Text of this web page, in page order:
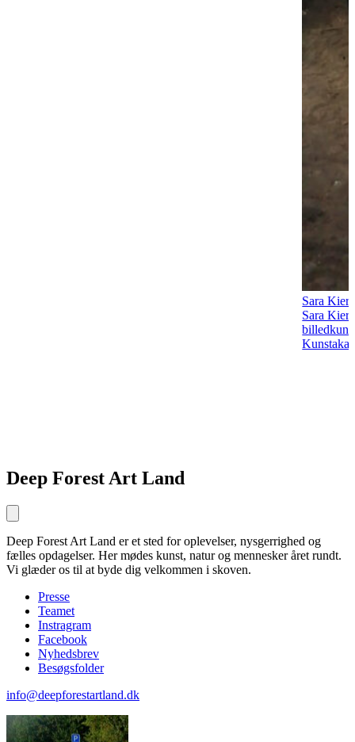
Sara Kier
Sara Kier
Deep Forest Art Land
Deep Forest Art Land er et sted for oplevelser, nysgerrighed og
fælles opdagelser. Her mødes kunst, natur og mennesker året rundt.
Vi glæder os til at byde dig velkommen i skoven.
Presse
Teamet
Instragram
Facebook
Nyhedsbrev
Besøgsfolder
info@deepforestartland.dk